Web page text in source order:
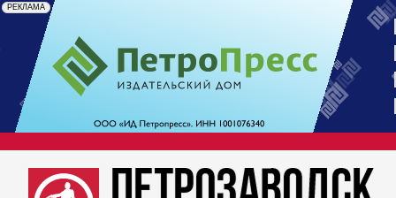
erid: 2SDnjdrAfb3
РЕКЛАМА
Реклама